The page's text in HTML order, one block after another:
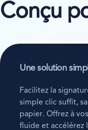
Conçu
Une solution
Facilitez la
simple clic suffit,
papier. Offrez à
fluide et accélérez